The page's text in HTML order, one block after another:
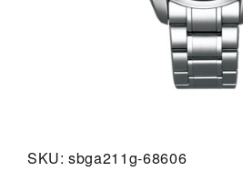
GALERIE
SKU:sbga211g-68606